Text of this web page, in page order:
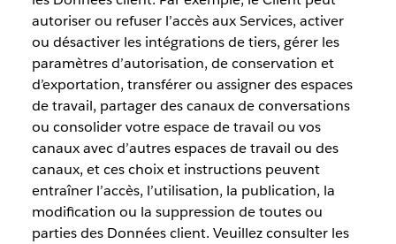
autoriser ou refuser l’accès aux Services, activer
ou désactiver les intégrations de tiers, gérer les
paramètres d’autorisation, de conservation et
d’exportation, transférer ou assigner des espaces
de travail, partager des canaux de conversations
ou consolider votre espace de travail ou vos
canaux avec d’autres espaces de travail ou des
canaux, et ces choix et instructions peuvent
entraîner l’accès, l’utilisation, la publication, la
modification ou la suppression de toutes ou
parties des Données client. Veuillez consulter les